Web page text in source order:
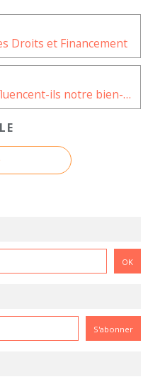
Droits et Financement
Comment les jeux en ligne influencent-ils notre bien-être mental et physique ?